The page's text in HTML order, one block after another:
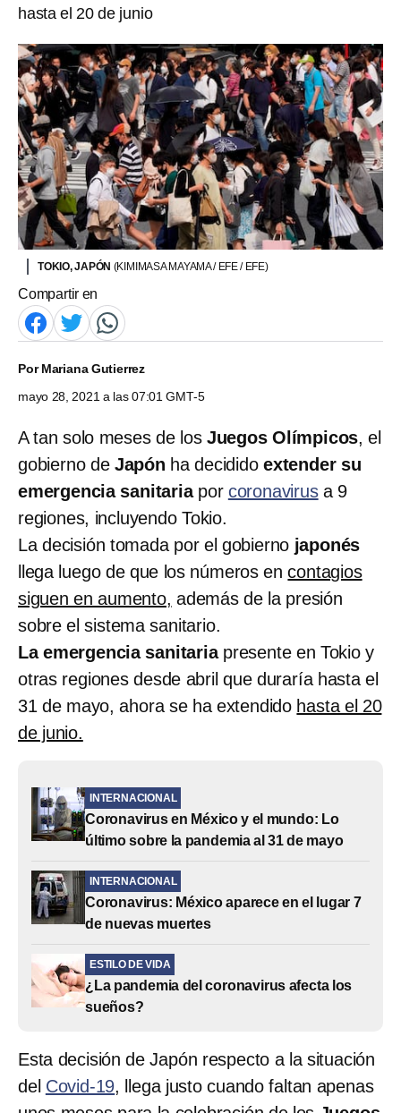
hasta el 20 de junio
TOKIO, JAPÓN (KIMIMASA MAYAMA / EFE / EFE)
Compartir en
PorMariana Gutierrez
mayo 28, 2021 a las 07:01 GMT-5
A tan solo meses de los Juegos Olímpicos, el
gobierno de Japón ha decididoextender su
emergencia sanitariapor coronavirusa 9
regiones, incluyendo Tokio.
La decisión tomada por el gobierno japonés
llega luego de que los números encontagios
siguen en aumento, además de la presión
sobre el sistema sanitario.
La emergencia sanitariapresente en Tokio y
otras regiones desde abril que duraría hasta el
31 de mayo, ahora se ha extendido hasta el 20
de junio.
INTERNACIONAL
Coronavirus en México y el mundo: Lo
último sobre la pandemia al 31 de mayo
INTERNACIONAL
Coronavirus: México aparece en el lugar 7
de nuevas muertes
ESTILO DE VIDA
¿La pandemia del coronavirus afecta los
sueños?
Esta decisión de Japón respecto a la situación
del Covid-19, llega justo cuando faltan apenas